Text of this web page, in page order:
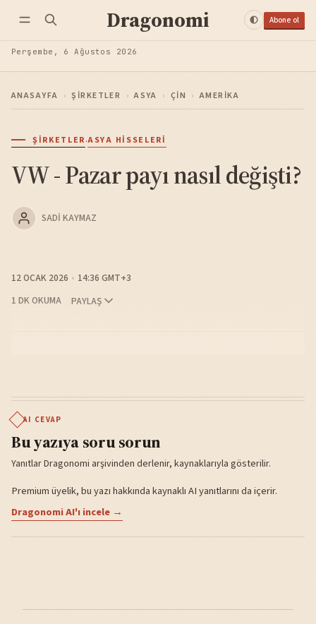
Dragonomi Abone ol
Perşembe, 6 Ağustos 2026
ANASAYFA › ŞIRKETLER › ASYA › ÇIN › AMERIKA
ŞIRKETLER·ASYA HISSELERI
VW - Pazar payı nasıl değişti?
SADI KAYMAZ
12 OCAK 2026
14:36 GMT+3
1 DK OKUMA
PAYLAŞ
AI CEVAP
Bu yazıya soru sorun
Yanıtlar Dragonomi arşivinden derlenir, kaynaklarıyla gösterilir.
Premium üyelik, bu yazı hakkında kaynaklı AI yanıtlarını da içerir.
Dragonomi AI'ı incele →